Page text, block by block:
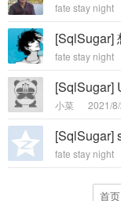
fate stay night
fate stay night
[SqlSugar]
小菜 2021/
fate stay night
首页